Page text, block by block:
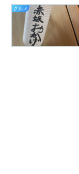
グルメ